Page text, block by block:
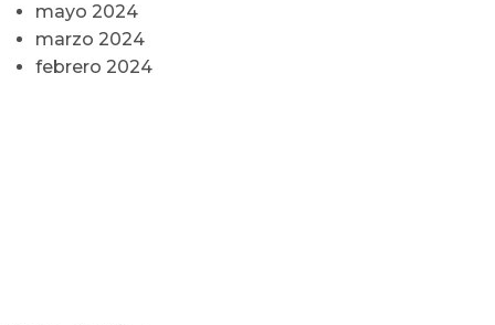
mayo 2024
marzo 2024
febrero 2024